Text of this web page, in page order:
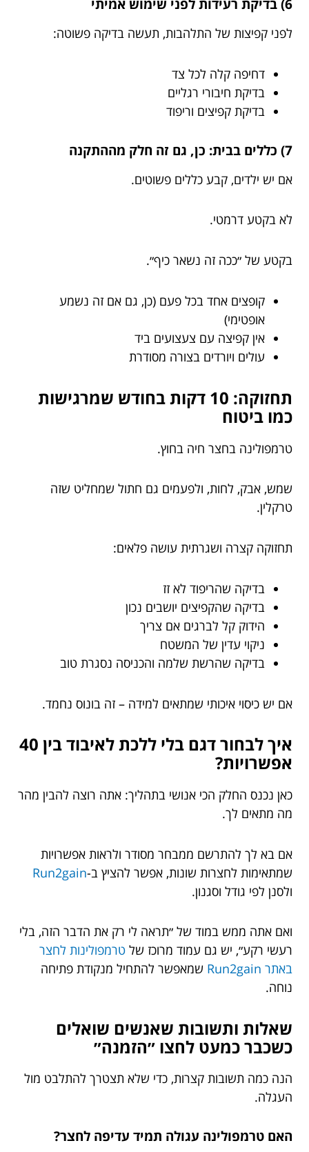
6) בדיקת רעידות לפני שימוש אמיתי
לפני קפיצות של התלהבות, תעשה בדיקה פשוטה:
דחיפה קלה לכל צד
בדיקת חיבורי רגליים
בדיקת קפיצים וריפוד
7) כללים בבית: כן, גם זה חלק מההתקנה
אם יש ילדים, קבע כללים פשוטים.
לא בקטע דרמטי.
בקטע של ״ככה זה נשאר כיף״.
קופצים אחד בכל פעם (כן, גם אם זה נשמע
אופטימי)
אין קפיצה עם צעצועים ביד
עולים ויורדים בצורה מסודרת
תחזוקה: 10 דקות בחודש שמרגישות
כמו ביטוח
טרמפולינה בחצר חיה בחוץ.
שמש, אבק, לחות, ולפעמים גם חתול שמחליט שזה
טרקלין.
תחזוקה קצרה ושגרתית עושה פלאים:
בדיקה שהריפוד לא זז
בדיקה שהקפיצים יושבים נכון
הידוק קל לברגים אם צריך
ניקוי עדין של המשטח
בדיקה שהרשת שלמה והכניסה נסגרת טוב
אם יש כיסוי איכותי שמתאים למידה – זה בונוס נחמד.
איך לבחור דגם בלי ללכת לאיבוד בין 40
אפשרויות?
כאן נכנס החלק הכי אנושי בתהליך: אתה רוצה להבין מהר
מה מתאים לך.
אם בא לך להתרשם ממבחר מסודר ולראות אפשרויות
שמתאימות לחצרות שונות, אפשר להציץ ב-Run2gain
ולסנן לפי גודל וסגנון.
ואם אתה ממש במוד של ״תראה לי רק את הדבר הזה, בלי
רעשי רקע״, יש גם עמוד מרוכז של טרמפולינות לחצר
באתר Run2gain
שמאפשר להתחיל מנקודת פתיחה
נוחה.
שאלות ותשובות שאנשים שואלים
כשכבר כמעט לחצו ״הזמנה״
הנה כמה תשובות קצרות, כדי שלא תצטרך להתלבט מול
העגלה.
האם טרמפולינה עגולה תמיד עדיפה לחצר?